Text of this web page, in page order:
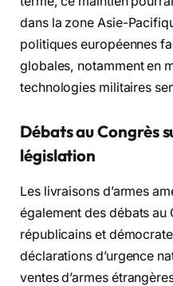
dans la zone Asie-
politiques européennes
globales, notamment en
technologies militaires
Débats au Congrès
législation
Les livraisons d’armes
également des débats au
républicains et
déclarations d’urgence
ventes d’armes